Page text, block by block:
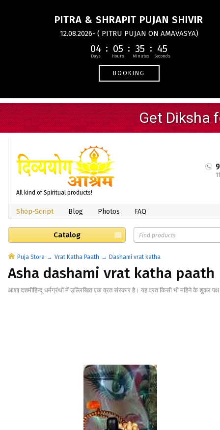
PITRA & SHRAPIT PUJAN SHIVIR
12.08.2026- ( PITRU PUJAN ON AMAVASYA)
04 05 35 44
BOOKING
All kind of Spiritual products!
Shop-Script Blog Photos FAQ
Catalog
Puja Store Vrat Katha Paath Dashami vrat katha
Asha dashami vrat katha paath
आशा दशमीहिन्दू धर्मग्रंथों में उल्लिखित एक व्रत संस्कार है। यह व्रत किसी भी महिने के शुक्ल पक्ष